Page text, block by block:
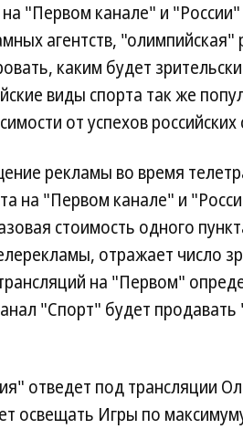
"Первом канале" и "России"
агентств,
каким будет
виды спорта так же
от успехов
рекламы во время
на "Первом канале" и
стоимость одного
отражает число
на "Первом"
"Спорт" будет
отведет под трансляции
освещать Игры по